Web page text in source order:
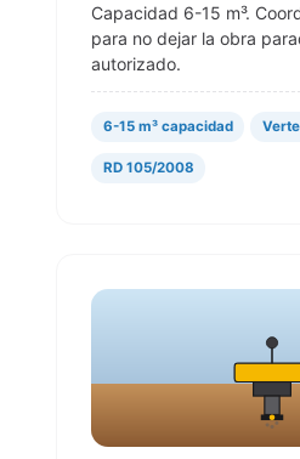
Capacidad 6-15 m³.
para no dejar la obra
autorizado.
6-15 m³ capacidad
RD 105/2008